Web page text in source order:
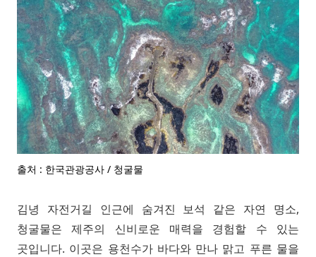
출처 : 한국관광공사 / 청굴물
김녕 자전거길 인근에 숨겨진 보석 같은 자연 명소,
청굴물은 제주의 신비로운 매력을 경험할 수 있는
곳입니다. 이곳은 용천수가 바다와 만나 맑고 푸른 물을